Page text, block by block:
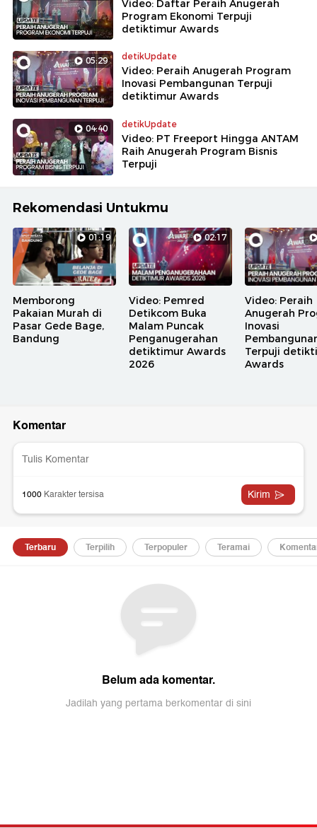
Video: Daftar Peraih Anugerah
Program Ekonomi Terpuji
detiktimur Awards
05:29 detikUpdate
Video: Peraih Anugerah Program
Inovasi Pembangunan Terpuji
detiktimur Awards
04:40 detikUpdate
Video: PT Freeport Hingga ANTAM
Raih Anugerah Program Bisnis
Terpuji
Rekomendasi Untukmu
01:19
Memborong
Pakaian Murah di
Pasar Gede Bage,
Bandung
02:17
Video: Pemred
Detikcom Buka
Malam Puncak
Penganugerahan
detiktimur Awards
2026
Video: Peraih
Anugerah
Inovasi
Terpuji
Awards